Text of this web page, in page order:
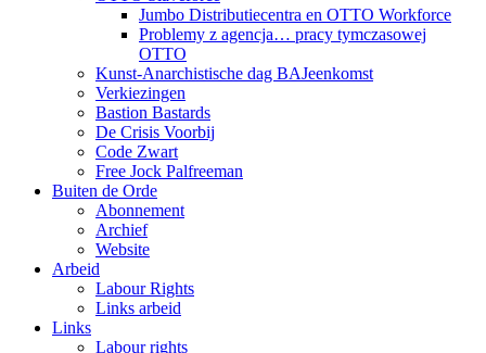
Jumbo Distributiecentra en OTTO Workforce
Problemy z agencja… pracy tymczasowej
OTTO
Kunst-Anarchistische dag BAJeenkomst
Verkiezingen
Bastion Bastards
De Crisis Voorbij
Code Zwart
Free Jock Palfreeman
Buiten de Orde
Abonnement
Archief
Website
Arbeid
Labour Rights
Links arbeid
Links
Labour rights